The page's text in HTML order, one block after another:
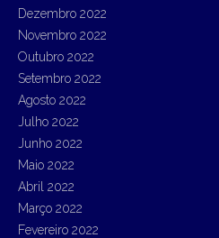
Dezembro 2022
Novembro 2022
Outubro 2022
Setembro 2022
Agosto 2022
Julho 2022
Junho 2022
Maio 2022
Abril 2022
Março 2022
Fevereiro 2022